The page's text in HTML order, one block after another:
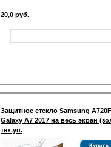
20,0 руб.
Защитное стекло Samsung A720F
Galaxy A7 2017 на весь экран
тех.уп.